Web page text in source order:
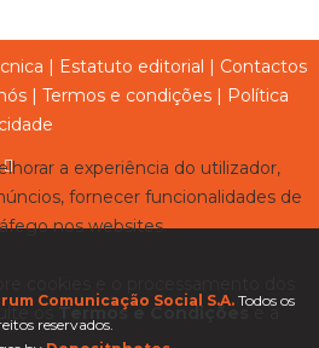
| Estatuto editorial | Contactos
| Termos e condições | Política
Comunicação Social S.A. Todos os
reservados.
a experiência do utilizador,
fornecer funcionalidades de
nos websites.
osTermos e Condiçõese a